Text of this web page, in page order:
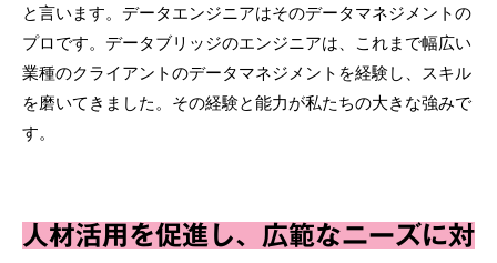
と言います。データエンジニアはそのデータマネジメントの
プロです。データブリッジのエンジニアは、これまで幅広い
業種のクライアントのデータマネジメントを経験し、スキル
を磨いてきました。その経験と能力が私たちの大きな強みで
す。
人材活用を促進し、広範なニーズに対